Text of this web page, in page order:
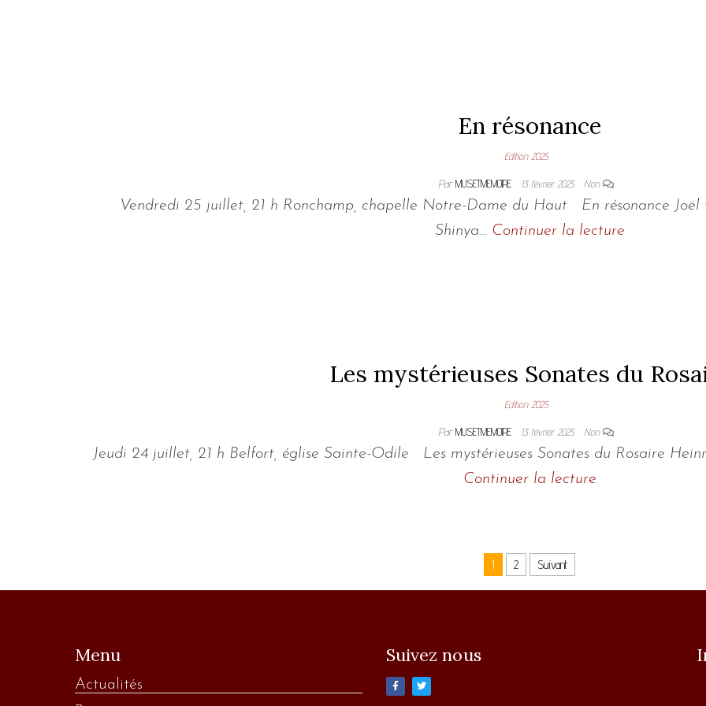
En résonance
Edition 2025
ParMUSETMEMOIRE 13 février 2025 Non
Vendredi 25 juillet, 21 h Ronchamp, chapelle Notre-Dame du Haut En résonance
Shinya… Continuer la lecture
Les mystérieuses Sonates du
Edition 2025
ParMUSETMEMOIRE 13 février 2025 Non
Jeudi 24 juillet, 21 h Belfort, église Sainte-Odile Les mystérieuses Sonates du Rosaire
Continuer la lecture
1 2 Suivant
Menu
Actualités
Suivez nous